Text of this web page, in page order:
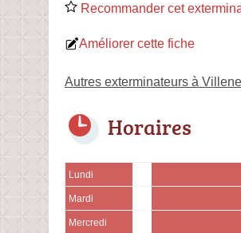
Recommander cet
Améliorer cette fiche
Autres exterminateurs à
Horaires
Lundi
Mardi
Mercredi